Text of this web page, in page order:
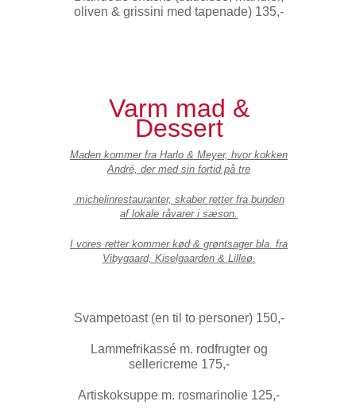
oliven & grissini med tapenade) 135,-
Varm mad &
Dessert
Maden kommer fra Harlo & Meyer, hvor kokken
André, der med sin fortid på tre
michelinrestauranter, skaber retter fra bunden
af lokale råvarer i sæson.
I vores retter kommer kød & grøntsager bla. fra
Vibygaard, Kiselgaarden & Lilleø.
Svampetoast (en til to personer) 150,-
Lammefrikassé m. rodfrugter og
sellericreme 175,-
Artiskoksuppe m. rosmarinolie 125,-